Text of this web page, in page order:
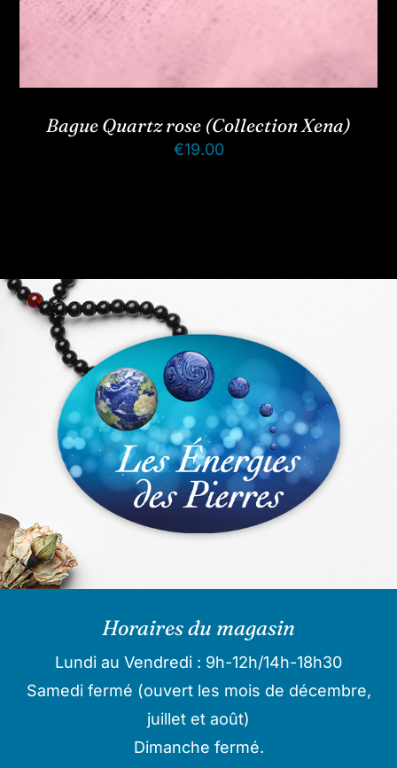
Bague Quartz rose (Collection Xena)
€19.00
Horaires du magasin
Lundi au Vendredi : 9h-12h/14h-18h30
Samedi fermé (ouvert les mois de décembre,
juillet et août)
Dimanche fermé.